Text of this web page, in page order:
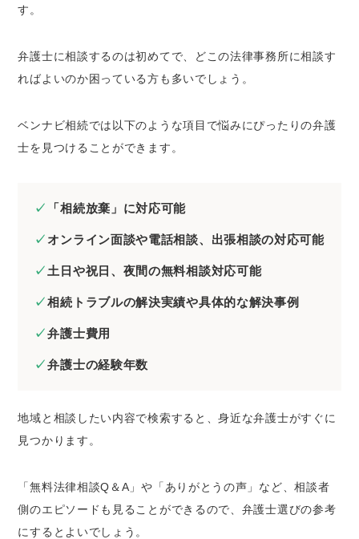
す。
弁護士に相談するのは初めてで、どこの法律事務所に相談す
ればよいのか困っている方も多いでしょう。
ベンナビ相続では以下のような項目で悩みにぴったりの弁護
士を見つけることができます。
「相続放棄」に対応可能
オンライン面談や電話相談、出張相談の対応可能
土日や祝日、夜間の無料相談対応可能
相続トラブルの解決実績や具体的な解決事例
弁護士費用
弁護士の経験年数
地域と相談したい内容で検索すると、身近な弁護士がすぐに
見つかります。
「無料法律相談Q＆A」や「ありがとうの声」など、相談者
側のエピソードも見ることができるので、弁護士選びの参考
にするとよいでしょう。